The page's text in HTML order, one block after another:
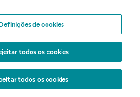
Definições de cookies
todos os cookies
todos os cookies